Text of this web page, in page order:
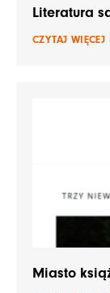
Literatura
CZYTAJ WIĘCEJ
Miasto